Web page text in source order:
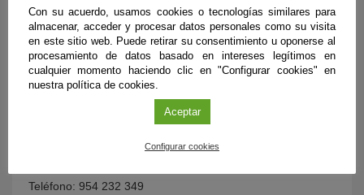
Castro, R. 2020. Use of ultrasound at pilot scale to
accelerate the ageing of sherry vinegar.Ultrasonics-
Sonochemistry69, 105244.
Más información:
, agencia de noticias de ciencia andaluza,
financiada por la Consejería de Transformación
Teléfono: 954 232 349
Con su acuerdo, usamos cookies o tecnologías similares para
almacenar, acceder y procesar datos personales como su visita
en este sitio web. Puede retirar su consentimiento u oponerse al
procesamiento de datos basado en intereses legítimos en
cualquier momento haciendo clic en "Configurar cookies" en
nuestra política de cookies.
Aceptar
Configurar cookies